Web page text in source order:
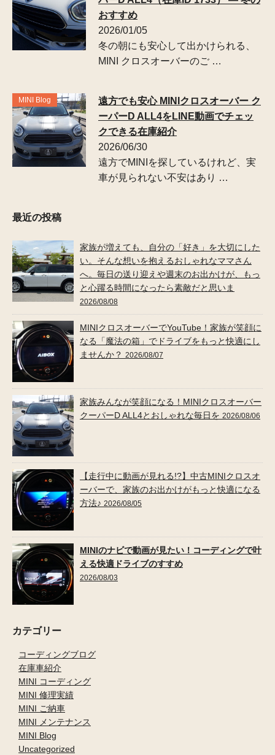
おすすめ
2026/01/05
冬の朝にも安心して出かけられる、
MINI クロスオーバーのご …
MINI Blog
遠方でも安心 MINIクロスオーバー ク
ーパーD ALL4をLINE動画でチェッ
クできる在庫紹介
2026/06/30
遠方でMINIを探しているけれど、実
車が見られない不安はあり …
最近の投稿
家族が増えても、自分の「好き」を大切にした
い。そんな想いを抱えるおしゃれなママさん
へ。毎日の送り迎えや週末のお出かけが、もっ
と心躍る時間になったら素敵だと思いま
2026/08/08
MINIクロスオーバーでYouTube！家族が笑顔に
なる「魔法の箱」でドライブをもっと快適にし
ませんか？ 2026/08/07
家族みんなが笑顔になる！MINIクロスオーバー
クーパーD ALL4とおしゃれな毎日を 2026/08/06
【走行中に動画が見れる!?】中古MINIクロスオ
ーバーで、家族のお出かけがもっと快適になる
方法♪ 2026/08/05
MINIのナビで動画が見たい！コーディングで叶
える快適ドライブのすすめ
2026/08/03
カテゴリー
コーディングブログ
在庫車紹介
MINI コーディング
MINI 修理実績
MINI ご納車
MINI メンテナンス
MINI Blog
Uncategorized